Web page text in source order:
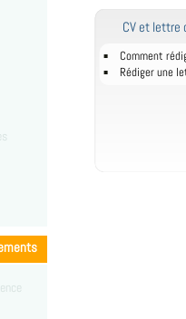
CV et lettre
Comment
Rédiger une